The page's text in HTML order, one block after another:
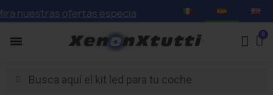
ofertas especiales con descuentos de hasta el